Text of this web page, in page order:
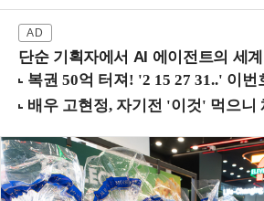
단순 기획자에서 AI 에이전트의 세계관을 만드는 지식 설